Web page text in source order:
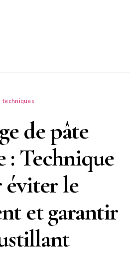
techniques
de pâte
: Technique
le
et garantir